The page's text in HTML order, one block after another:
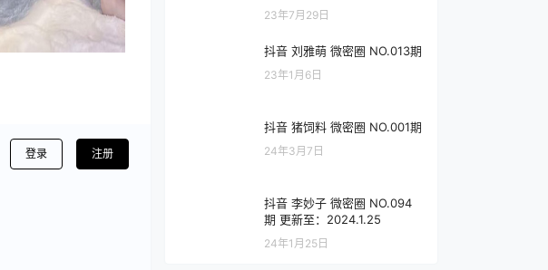
登录 注册
23年7月29日
抖音 刘雅萌 微密圈 NO.013期
23年1月6日
抖音 猪饲料 微密圈 NO.001期
24年3月7日
抖音 李妙子 微密圈 NO.094
期 更新至：2024.1.25
24年1月25日